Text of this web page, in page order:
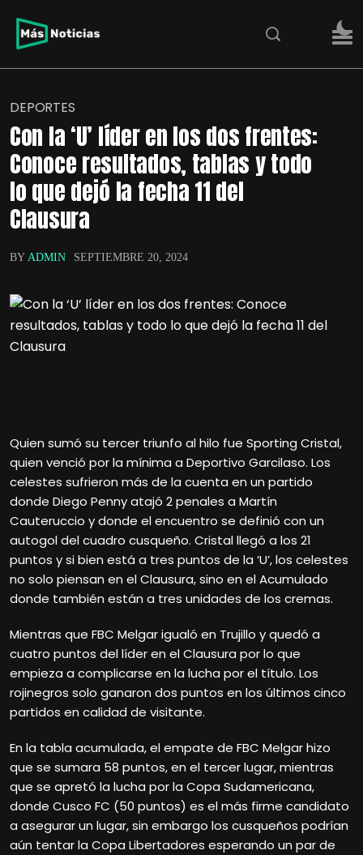
DEPORTES
Con la ‘U’ líder en los dos frentes:
Conoce resultados, tablas y todo
lo que dejó la fecha 11 del
Clausura
BY ADMIN SEPTIEMBRE 20, 2024
Quien sumó su tercer triunfo al hilo fue Sporting Cristal,
quien venció por la mínima a Deportivo Garcilaso. Los
celestes sufrieron más de la cuenta en un partido
donde Diego Penny atajó 2 penales a Martín
Cauteruccio y donde el encuentro se definió con un
autogol del cuadro cusqueño. Cristal llegó a los 21
puntos y si bien está a tres puntos de la ‘U’, los celestes
no solo piensan en el Clausura, sino en el Acumulado
donde también están a tres unidades de los cremas.
Mientras que FBC Melgar igualó en Trujillo y quedó a
cuatro puntos del líder en el Clausura por lo que
empieza a complicarse en la lucha por el título. Los
rojinegros solo ganaron dos puntos en los últimos cinco
partidos en calidad de visitante.
En la tabla acumulada, el empate de FBC Melgar hizo
que se sumara 58 puntos, en el tercer lugar, mientras
que se apretó la lucha por la Copa Sudamericana,
donde Cusco FC (50 puntos) es el más firme candidato
a asegurar un lugar, sin embargo los cusqueños podrían
aún tentar la Copa Libertadores esperando un par de